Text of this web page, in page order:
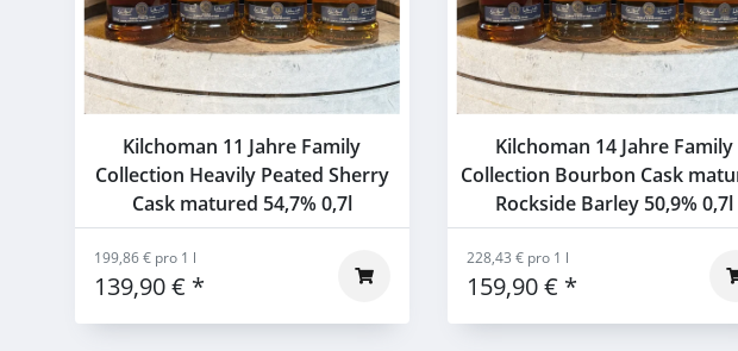
Kilchoman 11 Jahre Family
Collection Heavily Peated Sherry
Cask matured 54,7% 0,7l
139,90 € *
199,86 € pro 1 l
Kilchoman 14 Jahre Family
Collection Bourbon Cask
Rockside Barley 50,9% 0,7l
159,90 € *
228,43 € pro 1 l